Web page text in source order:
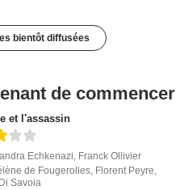
bientôt diffusées
de commencer
et l'assassin
Echkenazi, Franck Ollivier
de Fougerolles, Florent Peyre,
Savoia